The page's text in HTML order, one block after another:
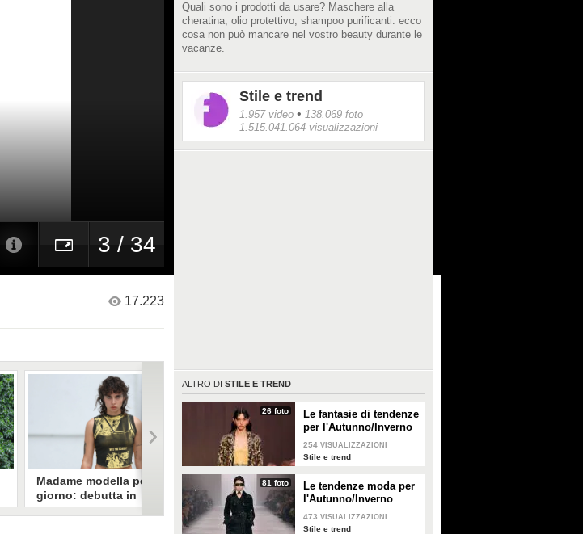
3 / 34
Quali sono i prodotti da usare? Maschere alla
cheratina, olio protettivo, shampoo purificanti: ecco
cosa non può mancare nel vostro beauty durante le
vacanze.
Stile e trend
1.957 video • 138.069 foto
1.515.041.064 visualizzazioni
ALTRO DI STILE E TREND
26 foto
Le fantasie di tendenze
per l'Autunno/Inverno
2026-2027
254 VISUALIZZAZIONI
Stile e trend
81 foto
Le tendenze moda per
l'Autunno/Inverno
2026-2027
473 VISUALIZZAZIONI
Stile e trend
17.223
Madame modella per un
giorno: debutta in
passerella alla Milano
A Trieste la mostra sul
potere dell'immagine, Nick
Cerioni: "Un look funziona
se non devi spiegarlo"